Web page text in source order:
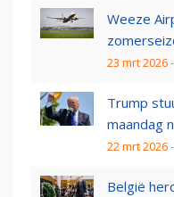
Weeze
23 mrt 2026
Trump
maandag
22 mrt 2026
België